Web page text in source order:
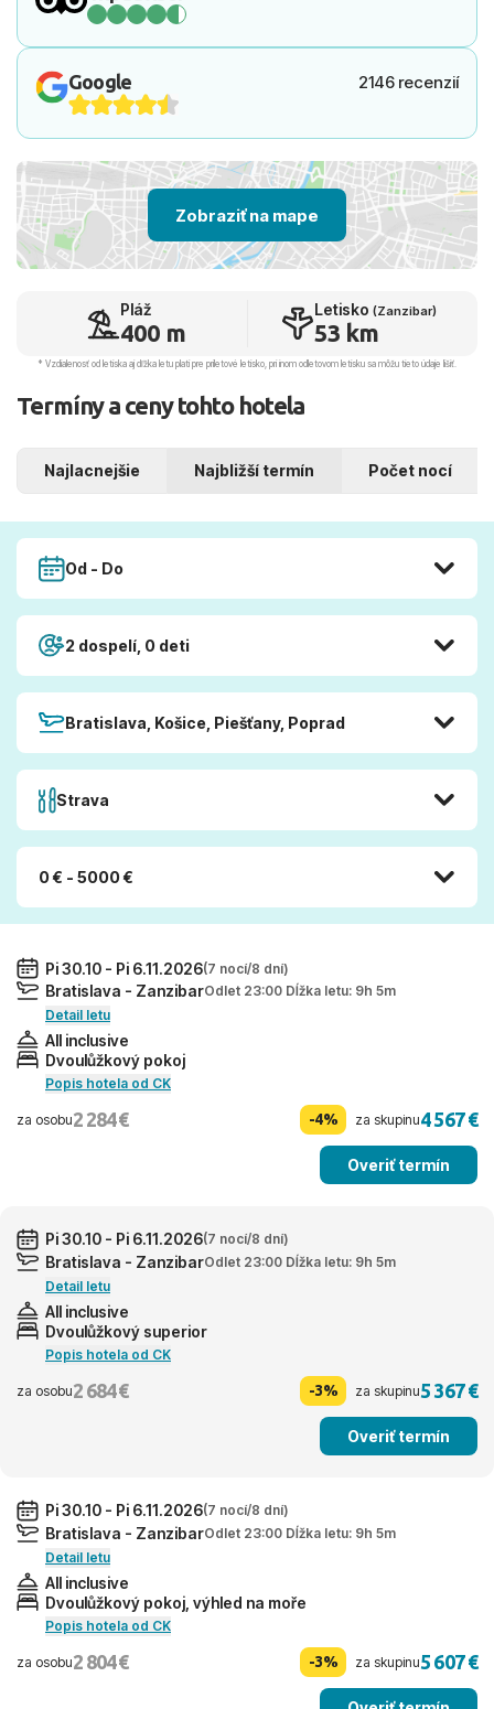
Google 2146 recenzií
Zobraziť na mape
Pláž
400 m
Letisko (Zanzibar)
53 km
* Vzdialenosť od letiska aj dľžka letu platí pre príletové letisko, pri inom odletovom letisku sa môžu tieto údaje líšiť.
Termíny a ceny tohto hotela
Najlacnejšie Najbližší termín Počet nocí
Od - Do
2 dospelí, 0 deti
Bratislava, Košice, Piešťany, Poprad
Strava
0 € - 5000 €
Pi 30.10 - Pi 6.11.2026(7 nocí/8 dní)
Bratislava - ZanzibarOdlet 23:00 Dĺžka letu: 9h 5m
Detail letu
All inclusive
Dvoulůžkový pokoj
Popis hotela od CK
za osobu2 284 € -4% za skupinu4 567 €
Overiť termín
Pi 30.10 - Pi 6.11.2026(7 nocí/8 dní)
Bratislava - ZanzibarOdlet 23:00 Dĺžka letu: 9h 5m
Detail letu
All inclusive
Dvoulůžkový superior
Popis hotela od CK
za osobu2 684 € -3% za skupinu5 367 €
Overiť termín
Pi 30.10 - Pi 6.11.2026(7 nocí/8 dní)
Bratislava - ZanzibarOdlet 23:00 Dĺžka letu: 9h 5m
Detail letu
All inclusive
Dvoulůžkový pokoj, výhled na moře
Popis hotela od CK
za osobu2 804 € -3% za skupinu5 607 €